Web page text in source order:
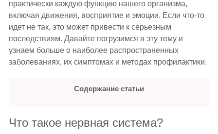
практически каждую функцию нашего организма,
включая движения, восприятие и эмоции. Если что-то
идет не так, это может привести к серьезным
последствиям. Давайте погрузимся в эту тему и
узнаем больше о наиболее распространенных
заболеваниях, их симптомах и методах профилактики.
Содержание статьи
Что такое нервная система?